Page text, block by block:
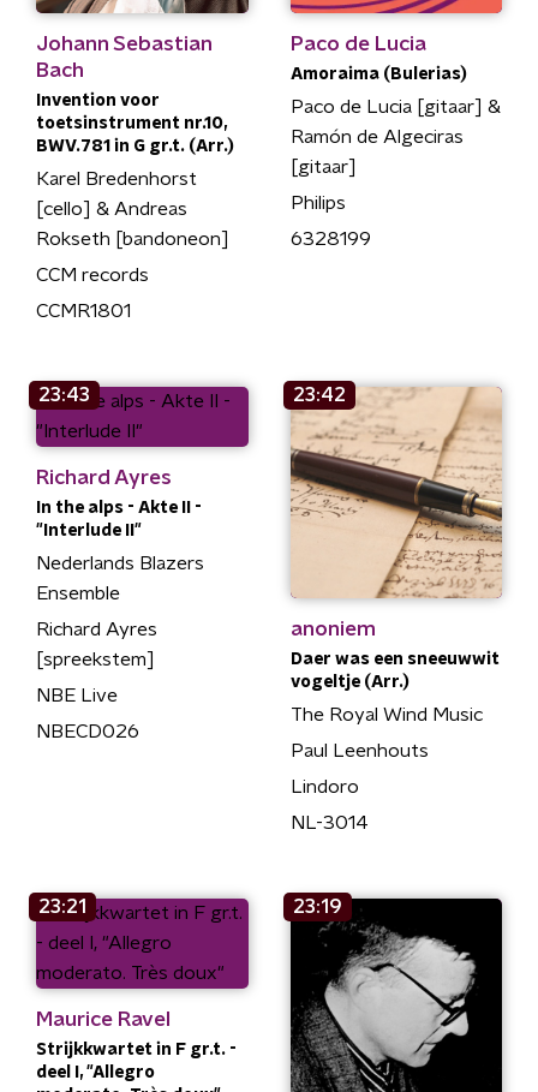
Johann Sebastian
Bach
Invention voor
toetsinstrument nr.10,
BWV.781 in G gr.t. (Arr.)
Karel Bredenhorst
[cello] & Andreas
Rokseth [bandoneon]
CCM records
CCMR1801
Paco de Lucia
Amoraima (Bulerias)
Paco de Lucia [gitaar] &
Ramón de Algeciras
[gitaar]
Philips
6328199
23:43
Richard Ayres
In the alps - Akte II -
"Interlude II"
Nederlands Blazers
Ensemble
Richard Ayres
[spreekstem]
NBE Live
NBECD026
23:42
anoniem
Daer was een sneeuwwit
vogeltje (Arr.)
The Royal Wind Music
Paul Leenhouts
Lindoro
NL-3014
23:21
Maurice Ravel
Strijkkwartet in F gr.t. -
deel I, "Allegro
23:19